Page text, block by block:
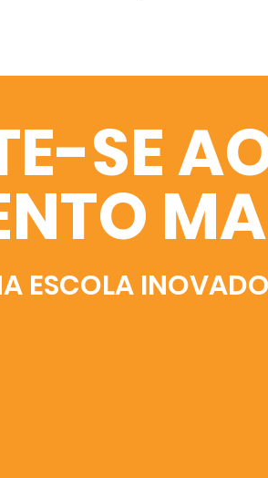
SE
ESCOLA